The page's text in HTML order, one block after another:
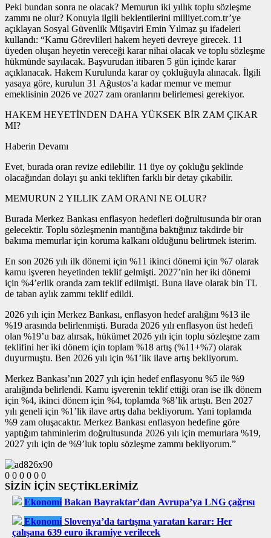
Peki bundan sonra ne olacak? Memurun iki yıllık toplu sözleşme
zammı ne olur? Konuyla ilgili beklentilerini milliyet.com.tr’ye
açıklayan Sosyal Güvenlik Müşaviri Emin Yılmaz şu ifadeleri
kullandı: “Kamu Görevlileri hakem heyeti devreye girecek. 11
üyeden oluşan heyetin vereceği karar nihai olacak ve toplu sözleşme
hükmünde sayılacak. Başvurudan itibaren 5 gün içinde karar
açıklanacak. Hakem Kurulunda karar oy çokluğuyla alınacak. İlgili
yasaya göre, kurulun 31 Ağustos’a kadar memur ve memur
emeklisinin 2026 ve 2027 zam oranlarını belirlemesi gerekiyor.
HAKEM HEYETİNDEN DAHA YÜKSEK BİR ZAM ÇIKAR
MI?
Haberin Devamı
Evet, burada oran revize edilebilir. 11 üye oy çokluğu şeklinde
olacağından dolayı şu anki tekliften farklı bir detay çıkabilir.
MEMURUN 2 YILLIK ZAM ORANI NE OLUR?
Burada Merkez Bankası enflasyon hedefleri doğrultusunda bir oran
gelecektir. Toplu sözleşmenin mantığına baktığınız takdirde bir
bakıma memurlar için koruma kalkanı olduğunu belirtmek isterim.
En son 2026 yılı ilk dönemi için %11 ikinci dönemi için %7 olarak
kamu işveren heyetinden teklif gelmişti. 2027’nin her iki dönemi
için %4’erlik oranda zam teklif edilmişti. Buna ilave olarak bin TL
de taban aylık zammı teklif edildi.
2026 yılı için Merkez Bankası, enflasyon hedef aralığını %13 ile
%19 arasında belirlenmişti. Burada 2026 yılı enflasyon üst hedefi
olan %19’u baz alırsak, hükümet 2026 yılı için toplu sözleşme zam
teklifini her iki dönem için toplam %18 artış (%11+%7) olarak
duyurmuştu. Ben 2026 yılı için %1’lik ilave artış bekliyorum.
Merkez Bankası’nın 2027 yılı için hedef enflasyonu %5 ile %9
aralığında belirlendi. Kamu işverenin teklif ettiği oran ise ilk dönem
için %4, ikinci dönem için %4, toplamda %8’lik artıştı. Ben 2027
yılı geneli için %1’lik ilave artış daha bekliyorum. Yani toplamda
%9 zam oluşacaktır. Merkez Bankası enflasyon hedefine göre
yaptığım tahminlerim doğrultusunda 2026 yılı için memurlara %19,
2027 yılı için de %9’luk toplu sözleşme zammı bekliyorum.”
0 0 0 0 0 0
SİZİN İÇİN SEÇTİKLERİMİZ
Ekonomi Bakan Bayraktar’dan Avrupa’ya LNG çağrısı
Ekonomi Slovenya’da tartışma yaratan karar: Her
çalışana 639 euro ikramiye verilecek